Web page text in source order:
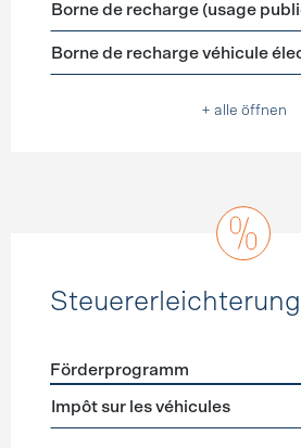
Borne de recharge (usage
Borne de recharge véhicule
+ alle öffnen
Förderprogramme
Förderprogramm
Impôt sur les véhicules